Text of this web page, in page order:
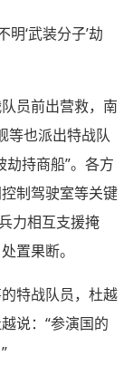
‘武装分子’劫
员前出营救，南
等也派出特战队
劫持商船”。各方
制驾驶室等关键
力相互支援掩
置果断。
特战队员，杜越
说：“参演国的